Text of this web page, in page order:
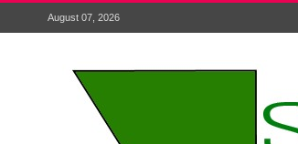
August 07, 2026